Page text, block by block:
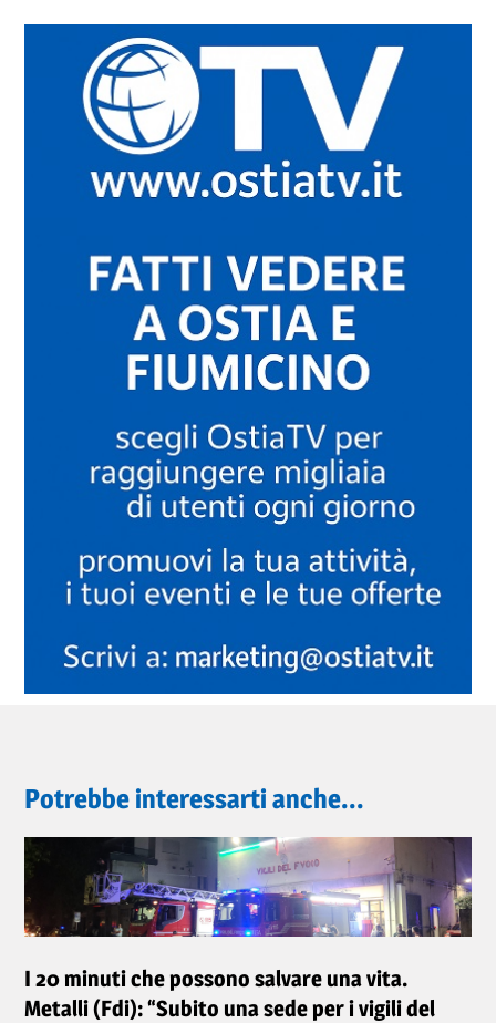
Potrebbe interessarti anche...
I 20 minuti che possono salvare una vita.
Metalli (Fdi): “Subito una sede per i vigili del